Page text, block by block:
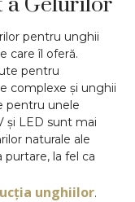
pentru unghii
care îl oferă.
pentru
complexe și unghii
pentru unele
și LED sunt mai
naturale ale
la fel ca
unghiilor.